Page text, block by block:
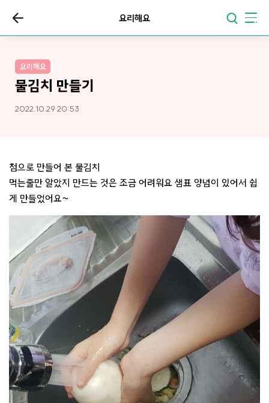
요리해요
요리해요
물김치 만들기
2022.10.29 20:53
첨으로 만들어 본 물김치
먹는줄만 알았지 만드는 것은 조금 어려워요 샘표 양념이 있어서 쉽
게 만들었어요~